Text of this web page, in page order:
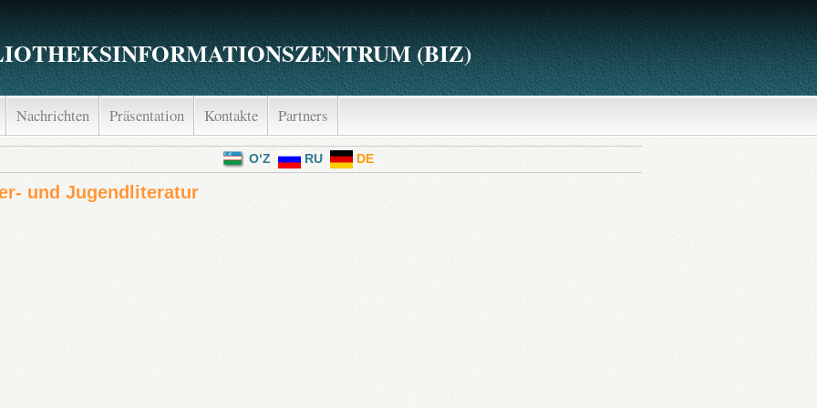
(BIZ)
Nachrichten Präsentation Kontakte Partners
O‘Z RU DE
und Jugendliteratur